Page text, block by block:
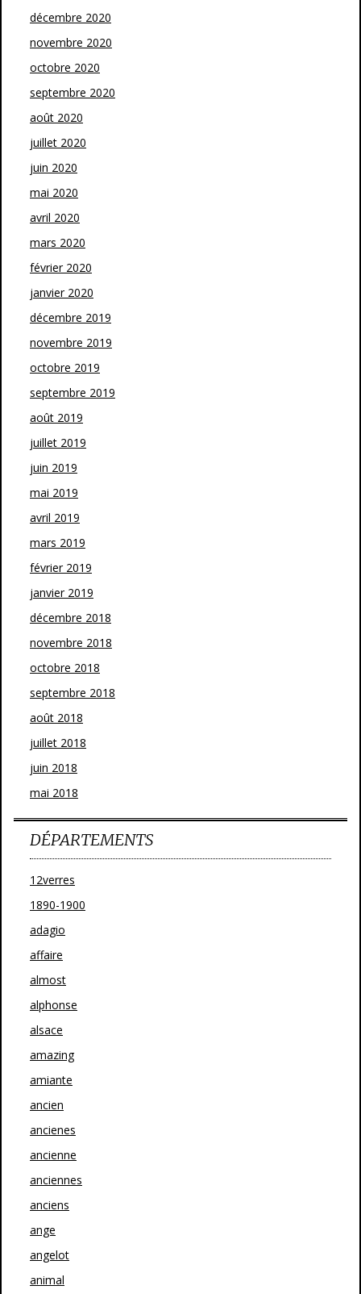
décembre 2020
novembre 2020
octobre 2020
septembre 2020
août 2020
juillet 2020
juin 2020
mai 2020
avril 2020
mars 2020
février 2020
janvier 2020
décembre 2019
novembre 2019
octobre 2019
septembre 2019
août 2019
juillet 2019
juin 2019
mai 2019
avril 2019
mars 2019
février 2019
janvier 2019
décembre 2018
novembre 2018
octobre 2018
septembre 2018
août 2018
juillet 2018
juin 2018
mai 2018
DÉPARTEMENTS
12verres
1890-1900
adagio
affaire
almost
alphonse
alsace
amazing
amiante
ancien
ancienes
ancienne
anciennes
anciens
ange
angelot
animal